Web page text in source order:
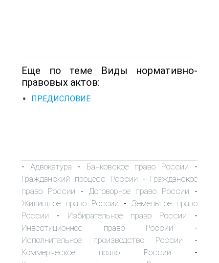
Еще по теме Виды нормативно-
правовых актов:
ПРЕДИСЛОВИЕ
- Адвокатура - Банковское право России -
Гражданский процесс России - Гражданское
право России - Договорное право России -
Жилищное право России - Земельное право
России - Избирательное право России -
Инвестиционное право России -
Исполнительное производство России -
Коммерческое право России -